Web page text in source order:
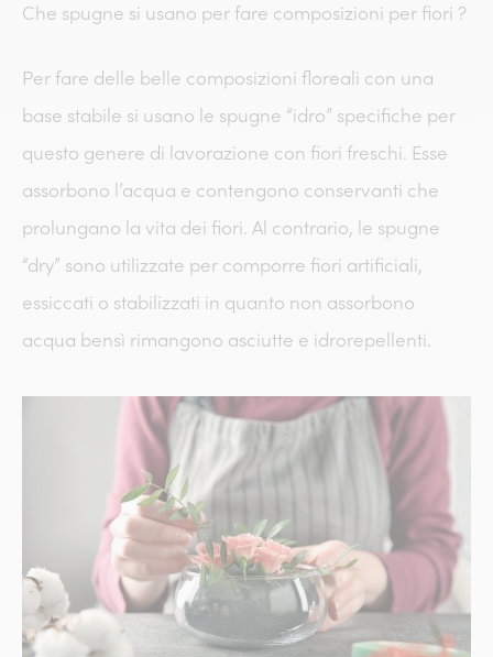
Che spugne si usano per fare composizioni per fiori ?
Per fare delle belle composizioni floreali con una
base stabile si usano le spugne “idro” specifiche per
questo genere di lavorazione con fiori freschi. Esse
assorbono l’acqua e contengono conservanti che
prolungano la vita dei fiori. Al contrario, le spugne
“dry” sono utilizzate per comporre fiori artificiali,
essiccati o stabilizzati in quanto non assorbono
acqua bensì rimangono asciutte e idrorepellenti.